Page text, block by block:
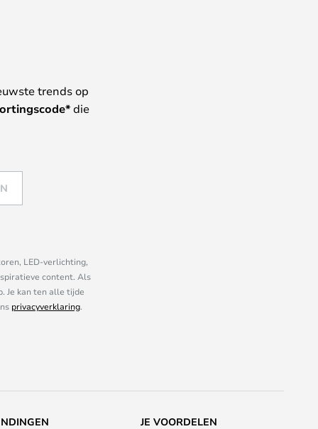
trends op
die
LED-verlichting,
content. Als
Je kan ten alle tijde
privacyverklaring.
JE VOORDELEN